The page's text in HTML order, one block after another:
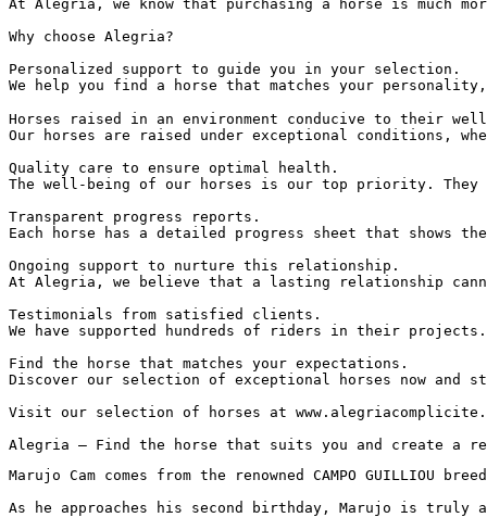
At Alegria, we know that purchasing a horse is much
Why choose Alegria?
Personalized support to guide you in your selection.
We help you find a horse that matches your
Horses raised in an environment conducive to their
Our horses are raised under exceptional conditions,
Quality care to ensure optimal health.
The well-being of our horses is our top priority.
Transparent progress reports.
Each horse has a detailed progress sheet that
Ongoing support to nurture this relationship.
At Alegria, we believe that a lasting relationship
Testimonials from satisfied clients.
We have supported hundreds of riders in their
Find the horse that matches your expectations.
Discover our selection of exceptional horses now
Visit our selection of horses at
Alegria – Find the horse that suits you and create a
Marujo Cam comes from the renowned CAMPO
As he approaches his second birthday, Marujo is truly